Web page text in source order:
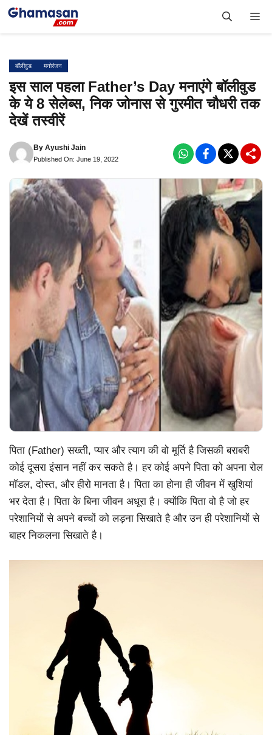
Skip
बॉलीवुड मनोरंजन
इस साल पहला Father’s Day मनाएंगे बॉलीवुड
के ये 8 सेलेब्स, निक जोनास से गुरमीत चौधरी तक
देखें तस्वीरें
By Ayushi Jain
Published On: June 19, 2022
पिता (Father) सख्ती, प्यार और त्याग की वो मूर्ति है जिसकी बराबरी
कोई दूसरा इंसान नहीं कर सकते है। हर कोई अपने पिता को अपना रोल
मॉडल, दोस्त, और हीरो मानता है। पिता का होना ही जीवन में खुशियां
भर देता है। पिता के बिना जीवन अधूरा है। क्योंकि पिता वो है जो हर
परेशानियों से अपने बच्चों को लड़ना सिखाते है और उन ही परेशानियों से
बाहर निकलना सिखाते है।